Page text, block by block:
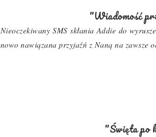
"Wiadomość
Nieoczekiwany SMS skłania Addie do
nowo nawiązana przyjaźń z Naną na zawsze
"Święta po